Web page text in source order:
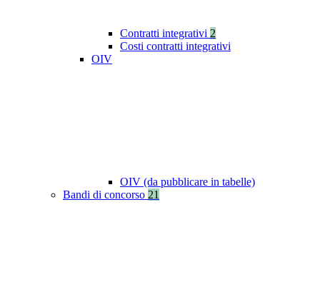
Contratti integrativi 2
Costi contratti integrativi
OIV
OIV (da pubblicare in tabelle)
Bandi di concorso 21